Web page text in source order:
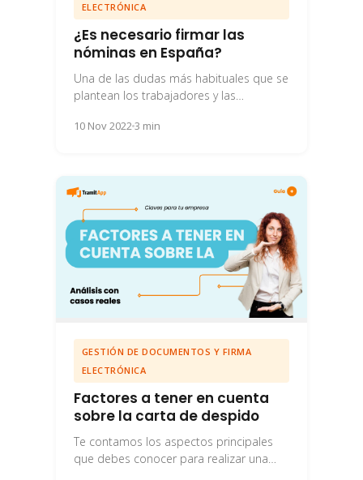
ELECTRÓNICA
¿Es necesario firmar las
nóminas en España?
Una de las dudas más habituales que se
plantean los trabajadores y las
10 Nov 20223 min
GESTIÓN DE DOCUMENTOS Y FIRMA
ELECTRÓNICA
Factores a tener en cuenta
sobre la carta de despido
Te contamos los aspectos principales
que debes conocer para realizar una